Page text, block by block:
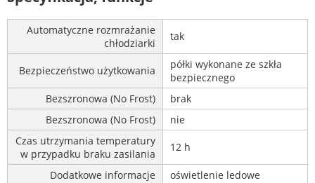
Automatyczne rozmrażanie
chłodziarki
tak
Bezpieczeństwo użytkowania
półki wykonane ze szkła
bezpiecznego
Bezszronowa (No Frost)
brak
Bezszronowa (No Frost)
nie
Czas utrzymania temperatury
w przypadku braku zasilania
12 h
Dodatkowe informacje
oświetlenie ledowe